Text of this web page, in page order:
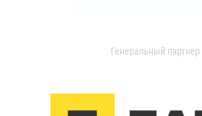
Генеральный партнер